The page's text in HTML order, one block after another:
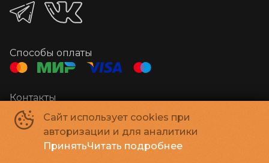
Сайт использует cookies при
авторизации и для аналитики
ПринятьЧитать подробнее
Способы оплаты
Контакты
Администратор +7 384-29-03000
E-mail
megakino42@mail.ru